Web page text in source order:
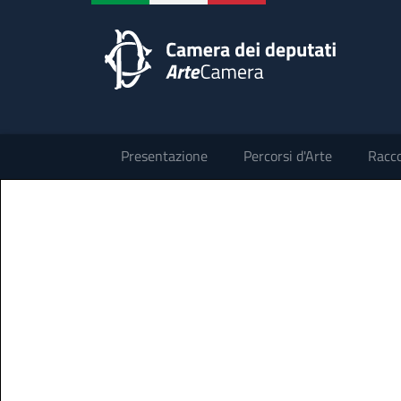
Presentazione Percorsi d'Arte